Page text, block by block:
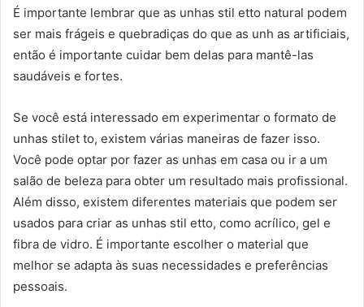
É importante lembrar que as unhas stil etto natural podem
ser mais frágeis e quebradiças do que as unh as artificiais,
então é importante cuidar bem delas para mantê-las
saudáveis e fortes.
Se você está interessado em experimentar o formato de
unhas stilet to, existem várias maneiras de fazer isso.
Você pode optar por fazer as unhas em casa ou ir a um
salão de beleza para obter um resultado mais profissional.
Além disso, existem diferentes materiais que podem ser
usados para criar as unhas stil etto, como acrílico, gel e
fibra de vidro. É importante escolher o material que
melhor se adapta às suas necessidades e preferências
pessoais.